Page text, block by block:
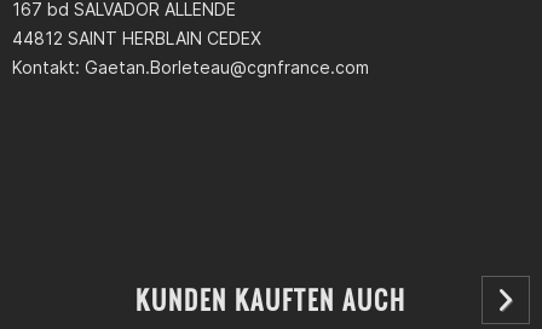
167 bd SALVADOR ALLENDE
44812 SAINT HERBLAIN CEDEX
Kontakt: Gaetan.Borleteau@cgnfrance.com
KUNDEN KAUFTEN AUCH